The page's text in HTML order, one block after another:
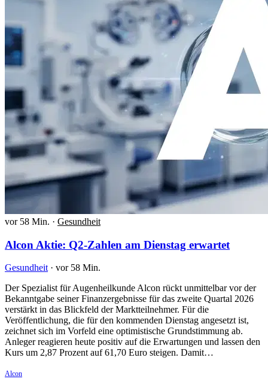
vor 58 Min. · Gesundheit
Alcon Aktie: Q2-Zahlen am Dienstag erwartet
Gesundheit · vor 58 Min.
Der Spezialist für Augenheilkunde Alcon rückt unmittelbar vor der
Bekanntgabe seiner Finanzergebnisse für das zweite Quartal 2026
verstärkt in das Blickfeld der Marktteilnehmer. Für die
Veröffentlichung, die für den kommenden Dienstag angesetzt ist,
zeichnet sich im Vorfeld eine optimistische Grundstimmung ab.
Anleger reagieren heute positiv auf die Erwartungen und lassen den
Kurs um 2,87 Prozent auf 61,70 Euro steigen. Damit…
Alcon